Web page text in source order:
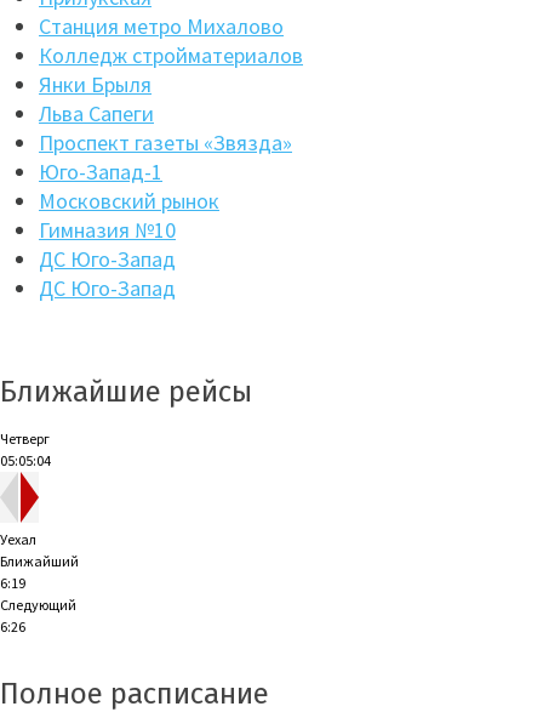
Станция метро Михалово
Колледж стройматериалов
Янки Брыля
Льва Сапеги
Проспект газеты «Звязда»
Юго-Запад-1
Московский рынок
Гимназия №10
ДС Юго-Запад
ДС Юго-Запад
Ближайшие рейсы
Четверг
05:05:04
Уехал
Ближайший
6:19
Следующий
6:26
Полное расписание